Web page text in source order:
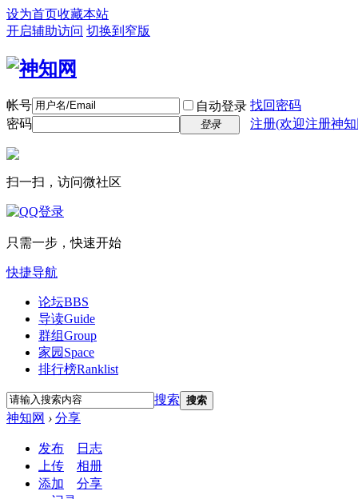
设为首页收藏本站
开启辅助访问 切换到窄版
帐号 自动登录 找回密码
密码
登录 注册(欢迎注册神
扫一扫，访问微社区
只需一步，快速开始
快捷导航
论坛BBS
导读Guide
群组Group
家园 Space
排行榜Ranklist
搜索 搜索
神知网 › 分享
发布
日志
上传
相册
添加
分享